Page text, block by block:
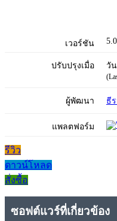
เวอร์ชัน 5.0
ปรับปรุงเมื่อ วั
ผู้พัฒนา ธี
แพลตฟอร์ม
รีวิว
ดาวน์โหลด
สั่งซื้อ
ซอฟต์แวร์ที่เกี่ยวข้อง